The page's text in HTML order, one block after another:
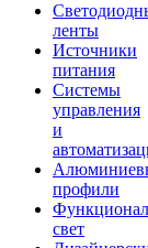
ленты
Источники
питания
Системы
управления
и
профили
свет